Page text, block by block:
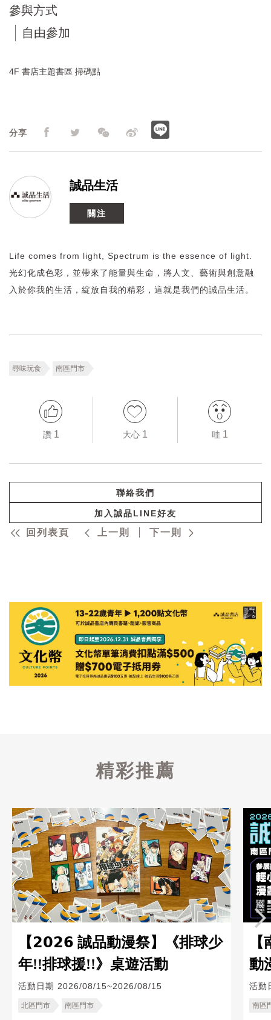
參與方式
自由參加
4F 書店主題書區 掃碼點
分享
誠品生活
關注
Life comes from light, Spectrum is the essence of light.
光幻化成色彩，並帶來了能量與生命，將人文、藝術與創意融
入於你我的生活，綻放自我的精彩，這就是我們的誠品生活。
尋味玩食 南區門市
讚 1 大心 1 哇 1
聯絡我們
加入誠品LINE好友
回列表頁 上一則 下一則
精彩推薦
【𝟮𝟬𝟮𝟲 誠品動漫祭】《排球少
年!!排球援!!》桌遊活動
活動日期 2026/08/15~2026/08/15
北區門市 南區門市
動
標
活動
南區